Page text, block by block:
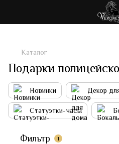
Каталог
Подарки
Новинки Декор
Статуэтки-часы
Фильтр 1